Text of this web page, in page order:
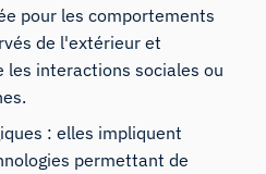
pour les comportements
de l'extérieur et
les interactions sociales ou
: elles impliquent
permettant de